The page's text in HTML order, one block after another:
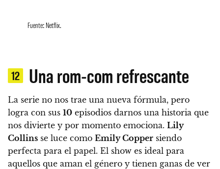
Fuente: Netflix.
12 Una rom-com refrescante
La serie no nos trae una nueva fórmula, pero
logra con sus 10 episodios darnos una historia que
nos divierte y por momento emociona. Lily
Collins se luce como Emily Copper siendo
perfecta para el papel. El show es ideal para
aquellos que aman el género y tienen ganas de ver